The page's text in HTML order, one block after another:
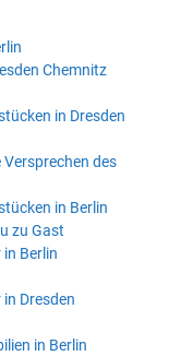
Chemnitz
in Dresden
des
in Berlin
zu Gast
Berlin
Dresden
in Berlin